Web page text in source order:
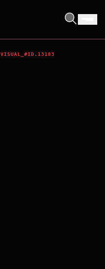
VISUAL_#ID.13183